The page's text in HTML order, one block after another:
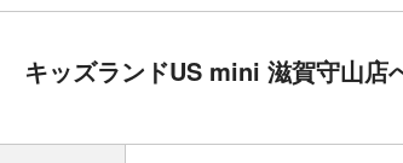
キッズランドUS mini 滋賀守山店